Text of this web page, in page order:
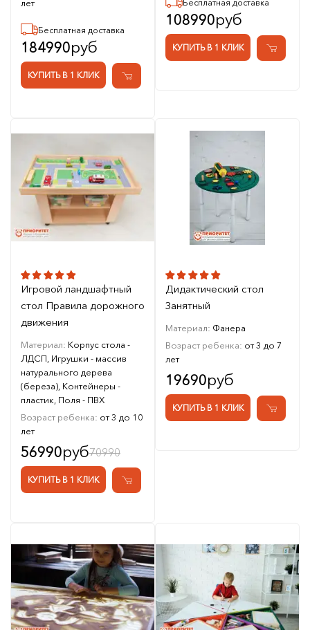
лет
Бесплатная доставка
184990руб
КУПИТЬ В 1 КЛИК
Бесплатная доставка
108990руб
КУПИТЬ В 1 КЛИК
Игровой ландшафтный
стол Правила дорожного
движения
Материал: Корпус стола -
ЛДСП, Игрушки - массив
натурального дерева
(береза), Контейнеры -
пластик, Поля - ПВХ
Возраст ребенка: от 3 до 10
лет
56990руб70990
КУПИТЬ В 1 КЛИК
Дидактический стол
Занятный
Материал: Фанера
Возраст ребенка: от 3 до 7
лет
19690руб
КУПИТЬ В 1 КЛИК